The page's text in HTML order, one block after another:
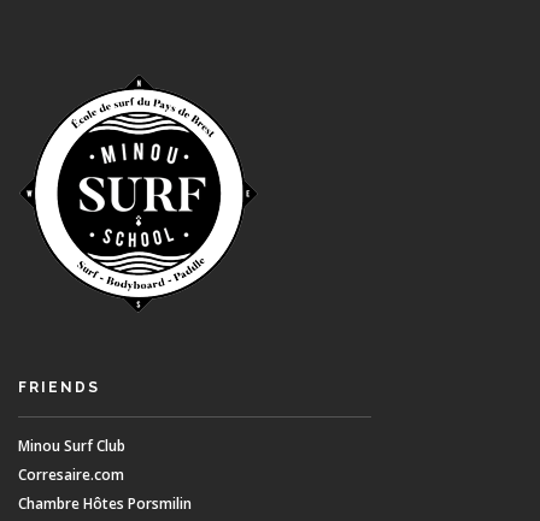
FRIENDS
Minou Surf Club
Corresaire.com
Chambre Hôtes Porsmilin